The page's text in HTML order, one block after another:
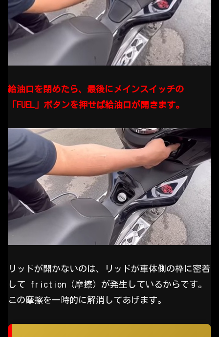
給油口を閉めたら、最後にメインスイッチの
「FUEL」ボタンを押せば給油口が開きます。
リッドが開かないのは、リッドが車体側の枠に密着
して friction（摩擦）が発生しているからです。
この摩擦を一時的に解消してあげます。